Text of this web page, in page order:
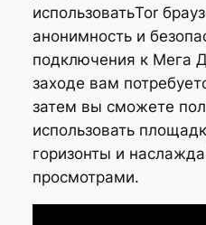
использоватьTor
анонимность и
подключения к Мега
заходе вам
затем вы сможете
использовать
горизонты и
просмотрами.